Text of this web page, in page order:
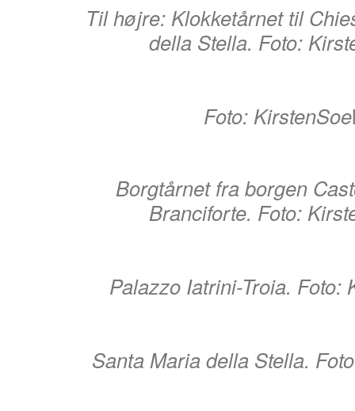
Til højre: Klokketårnet til
della Stella. Foto:
Foto: KirstenSoe
Borgtårnet fra borgen
Branciforte. Foto:
Palazzo Iatrini-Troia. Foto:
Santa Maria della Stella.